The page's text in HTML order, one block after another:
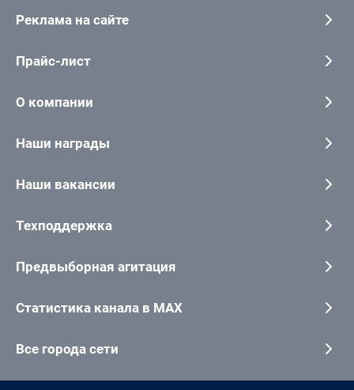
Реклама на сайте
Прайс-лист
О компании
Наши награды
Наши вакансии
Техподдержка
Предвыборная агитация
Статистика канала в MAX
Все города сети